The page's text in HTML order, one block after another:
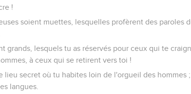
!
soient muettes, lesquelles profèrent des paroles
grands, lesquels tu as réservés pour ceux qui te
à ceux qui se retirent vers toi !
lieu secret où tu habites loin de l'orgueil des hommes
langues.